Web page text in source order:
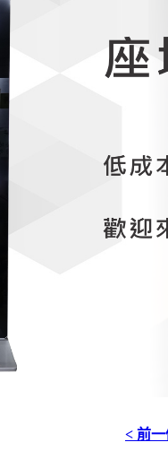
< 前一